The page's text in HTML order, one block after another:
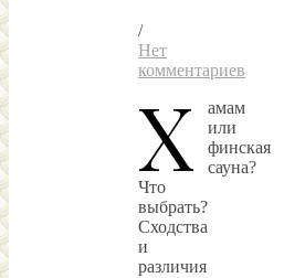
/
Нет
комментариев
Х
амам
или
финская
сауна?
Что
выбрать?
Сходства
и
различия